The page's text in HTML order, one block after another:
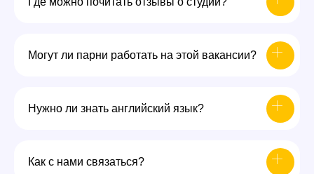
Могут ли парни работать на этой вакансии?
Нужно ли знать английский язык?
Как с нами связаться?